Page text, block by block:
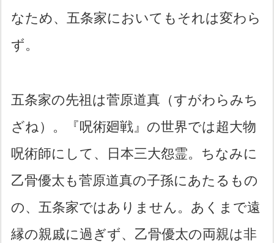
なため、五条家においてもそれは変わら
ず。
五条家の先祖は菅原道真（すがわらみち
ざね）。『呪術廻戦』の世界では超大物
呪術師にして、日本三大怨霊。ちなみに
乙骨優太も菅原道真の子孫にあたるもの
の、五条家ではありません。あくまで遠
縁の親戚に過ぎず、乙骨優太の両親は非